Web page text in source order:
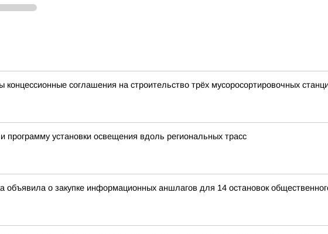
концессионные соглашения на строительство трёх мусоросортировочных
программу установки освещения вдоль региональных трасс
объявила о закупке информационных аншлагов для 14 остановок